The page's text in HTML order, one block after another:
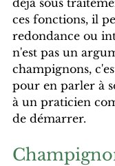
ces fonctions, il
redondance ou
n'est pas un
champignons,
pour en parler à
à un praticien
de démarrer.